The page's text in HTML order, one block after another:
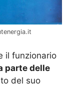
il funzionario
parte delle
del suo